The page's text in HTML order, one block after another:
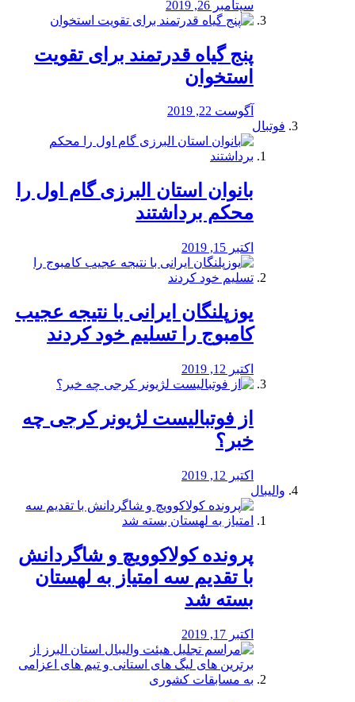
سپتامبر 26, 2019
پنج گیاه قدرتمند برای تقویت
استخوان
آگوست 22, 2019
فوتبال
بانوان استان البرزی گام اول را
محكم برداشتند
اکتبر 15, 2019
یوزپلنگان ایرانی با نتیجه عجیب
کامبوج را تسلیم خود کردند
اکتبر 12, 2019
از فوتبالیست لژیونر کرجی چه
خبر؟
اکتبر 12, 2019
والیبال
پرونده کولاکوویچ و شاگردانش
با تقدیم سه امتیاز به لهستان
بسته شد
اکتبر 17, 2019